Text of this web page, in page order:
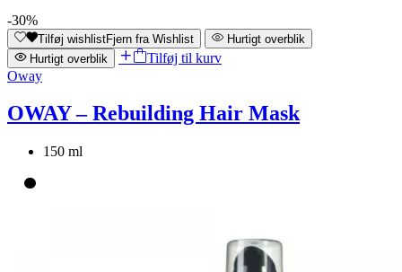
-30%
Tilføj wishlistFjern fra Wishlist
Hurtigt overblik
Hurtigt overblik
Tilføj til kurv
Oway
OWAY – Rebuilding Hair Mask
150 ml